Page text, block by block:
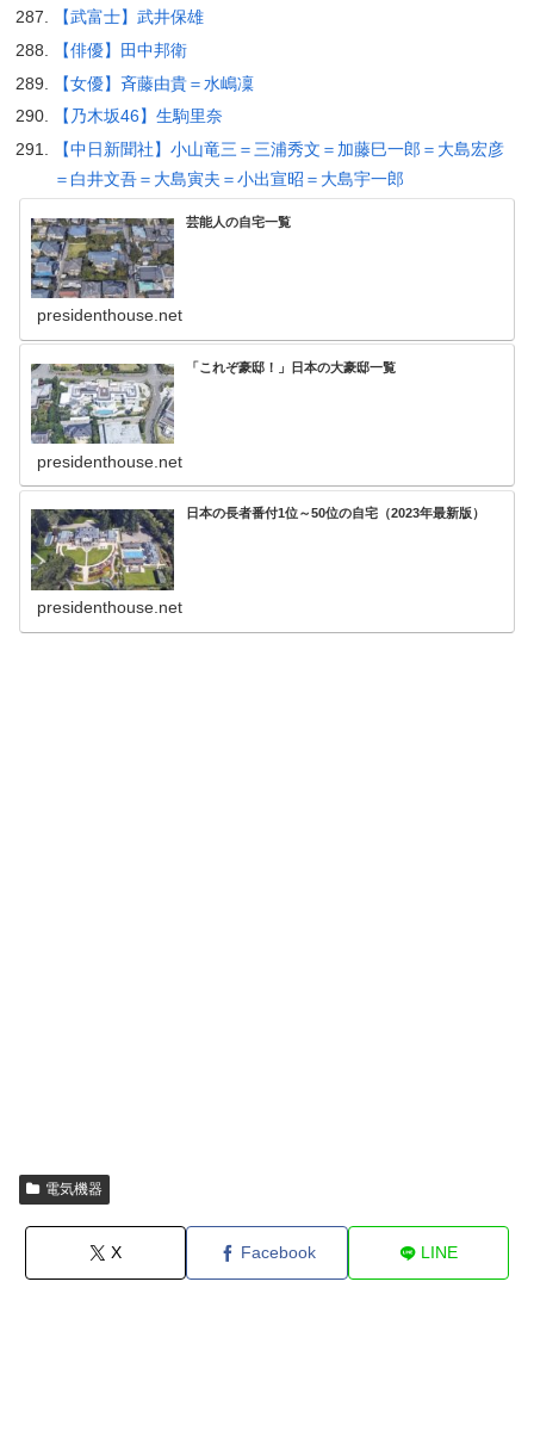
【武富士】武井保雄
【俳優】田中邦衛
【女優】斉藤由貴＝水嶋凜
【乃木坂46】生駒里奈
【中日新聞社】小山竜三＝三浦秀文＝加藤巳一郎＝大島宏彦
＝白井文吾＝大島寅夫＝小出宣昭＝大島宇一郎
芸能人の自宅一覧
presidenthouse.net
「これぞ豪邸！」日本の大豪邸一覧
presidenthouse.net
日本の長者番付1位～50位の自宅（2023年最新版）
presidenthouse.net
電気機器
X Facebook LINE